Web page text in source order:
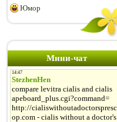
Юмор
Мини-чат